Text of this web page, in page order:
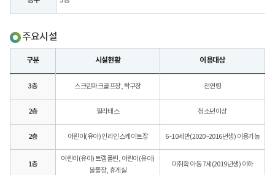
주요시설
구분 시설현황 이용대상
3층 스크린파크골프장, 탁구장 전연령
2층 필라테스 청소년이상
2층 어린이(유아) 인라인스케이트장 6~10세만(2020~2016년생) 이용가능
1층
어린이(유아) 트램폴린, 어린이(유아)
볼풀장, 휴게실
미취학 아동 7세(2019년생) 이하